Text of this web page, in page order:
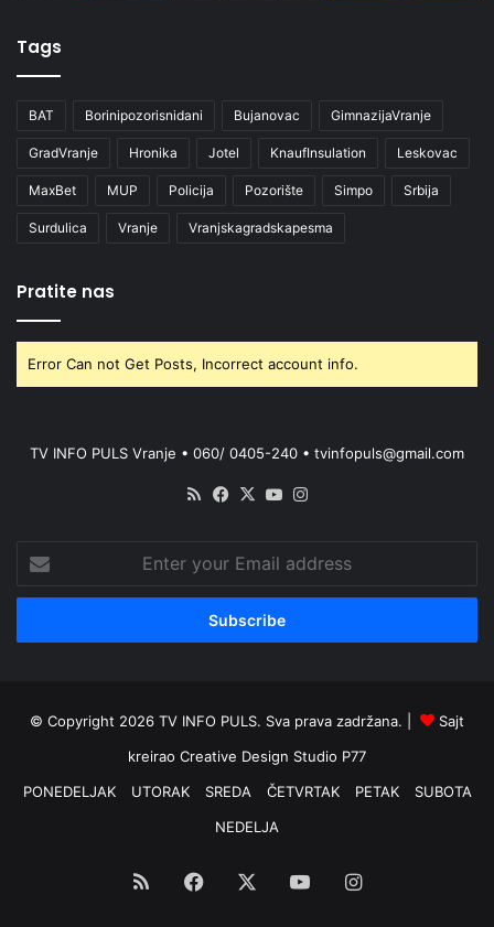
Tags
BAT Borinipozorisnidani Bujanovac GimnazijaVranje
GradVranje Hronika Jotel KnaufInsulation Leskovac
MaxBet MUP Policija Pozorište Simpo Srbija
Surdulica Vranje Vranjskagradskapesma
Pratite nas
Error Can not Get Posts, Incorrect account info.
TV INFO PULS Vranje • 060/ 0405-240 • tvinfopuls@gmail.com
RSS Facebook
X YouTube
your
Email
© Copyright 2026 TV INFO PULS. Sva prava zadržana. |
Sajt
kreirao Creative Design Studio P77
PONEDELJAK
UTORAK SREDA ČETVRTAK PETAK
SUBOTA
NEDELJA
RSS Facebook YouTubeInstagram